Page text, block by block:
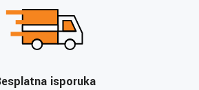
isporuka